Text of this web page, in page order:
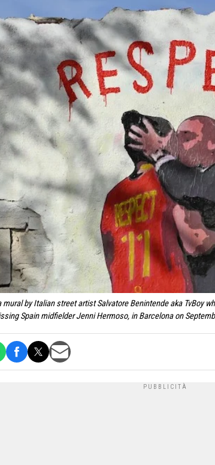
mural by Italian street artist Salvatore Benintende aka TvBoy
Spain midfielder Jenni Hermoso, in Barcelona on